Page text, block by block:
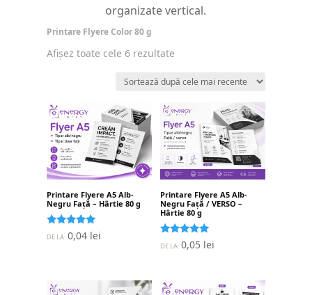
organizate vertical.
Printare Flyere Color 80 g
Afișez toate cele 6 rezultate
mai
recente
Printare Flyere A5 Alb-
Negru Față – Hârtie 80 g
Evaluat la
5.00
DE LA:0,04 lei
Printare Flyere A5 Alb-
Negru Față / VERSO –
Hârtie 80 g
Evaluat la
5.00
DE LA:0,05 lei